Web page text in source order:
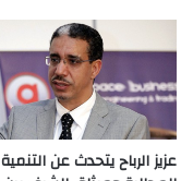
عزيز الرباح يتحدث عن التنمية